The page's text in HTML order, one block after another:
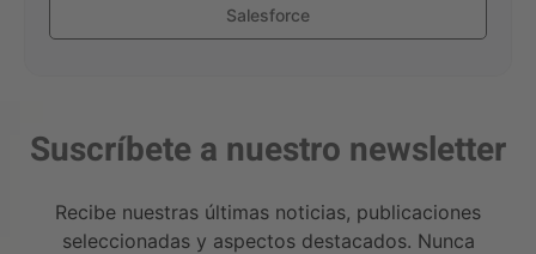
Salesforce
Suscríbete a nuestro newsletter
Recibe nuestras últimas noticias, publicaciones
seleccionadas y aspectos destacados. Nunca